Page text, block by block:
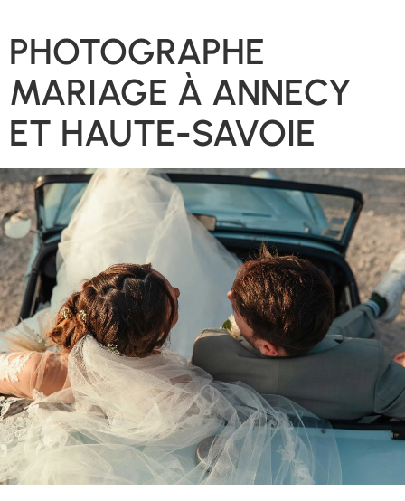
PHOTOGRAPHE
MARIAGE À ANNECY
ET HAUTE-SAVOIE